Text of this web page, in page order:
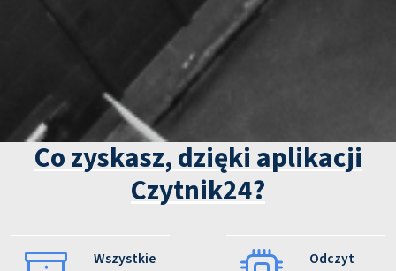
Co zyskasz, dzięki aplikacji
Czytnik24?
Wszystkie
Odczyt